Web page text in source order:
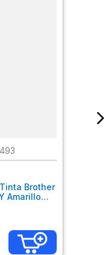
Brother
Amarillo